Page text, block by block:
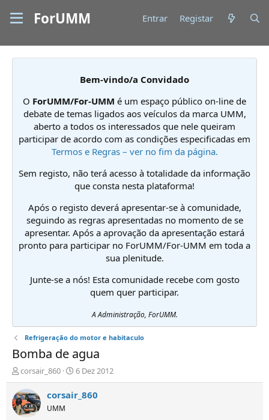
ForUMM Entrar Registar
Bem-vindo/a Convidado
O ForUMM/For-UMM é um espaço público on-line de
debate de temas ligados aos veículos da marca UMM,
aberto a todos os interessados que nele queiram
participar de acordo com as condições especificadas em
Termos e Regras – ver no fim da página.
Sem registo, não terá acesso à totalidade da informação
que consta nesta plataforma!
Após o registo deverá apresentar-se à comunidade,
seguindo as regras apresentadas no momento de se
apresentar. Após a aprovação da apresentação estará
pronto para participar no ForUMM/For-UMM em toda a
sua plenitude.
Junte-se a nós! Esta comunidade recebe com gosto
quem quer participar.
A Administração, ForUMM.
Refrigeração do motor e habitaculo
Bomba de agua
I
n
i
c
i
corsair_860
D
a
t
a
6 Dez 2012
corsair_860
UMM